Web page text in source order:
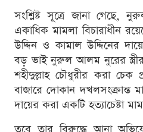
সংশ্লিষ্ট সূত্রে জানা
একাধিক মামলা বিচারাধীন
উদ্দিন ও কামাল উদ্দিনের
বড় ভাই নুরুল আলম নুরের
শহীদুল্লাহ চৌধুরীর করা চেক
বাজারে দোকান দখলসংক্রান্ত
দায়ের করা একটি হত্যাচেষ্টা